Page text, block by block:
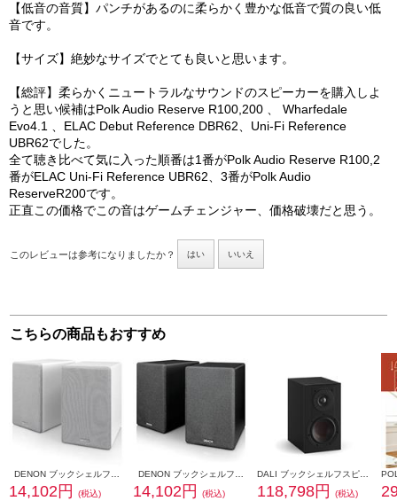
【低音の音質】パンチがあるのに柔らかく豊かな低音で質の良い低
音です。
【サイズ】絶妙なサイズでとても良いと思います。
【総評】柔らかくニュートラルなサウンドのスピーカーを購入しよ
うと思い候補はPolk Audio Reserve R100,200 、 Wharfedale
Evo4.1 、ELAC Debut Reference DBR62、Uni-Fi Reference
UBR62でした。
全て聴き比べて気に入った順番は1番がPolk Audio Reserve R100,2
番がELAC Uni-Fi Reference UBR62、3番がPolk Audio
ReserveR200です。
正直この価格でこの音はゲームチェンジャー、価格破壊だと思う。
このレビューは参考になりましたか？ はい いいえ
こちらの商品もおすすめ
14,102円
(税込)
14,102円
(税込)
118,798円
(税込)